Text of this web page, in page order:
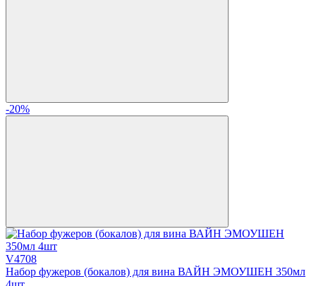
-20%
V4708
Набор фужеров (бокалов) для вина ВАЙН ЭМОУШЕН 350мл